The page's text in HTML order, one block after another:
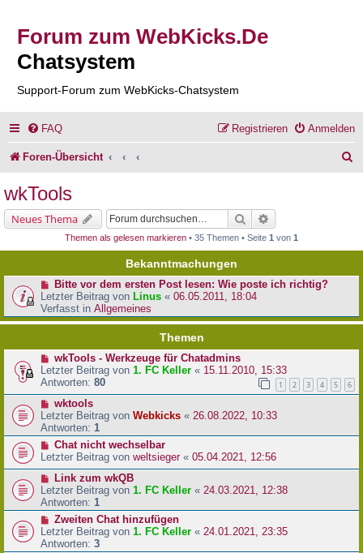
Forum zum WebKicks.De
Chatsystem
Support-Forum zum WebKicks-Chatsystem
FAQ Anmelden
Registrieren
Foren-Übersicht
e
wkTools
Neues Thema Suche
Themen als gelesen markieren • 35 Themen • Seite 1 von 1
Bekanntmachungen
Bitte vor dem ersten Post lesen: Wie poste ich richtig?
Letzter Beitrag von Linus « 06.05.2011, 18:04
Verfasst in Allgemeines
Themen
wkTools - Werkzeuge für Chatadmins
Letzter Beitrag von 1. FC Keller « 15.11.2010, 15:33
Antworten: 80 1 2 3 4 5 6
wktools
Letzter Beitrag von Webkicks « 26.08.2022, 10:33
Antworten: 1
Chat nicht wechselbar
Letzter Beitrag von weltsieger« 05.04.2021, 12:56
Link zum wkQB
Letzter Beitrag von 1. FC Keller « 24.03.2021, 12:38
Antworten: 1
Zweiten Chat hinzufügen
Letzter Beitrag von 1. FC Keller « 24.01.2021, 23:35
Antworten: 3